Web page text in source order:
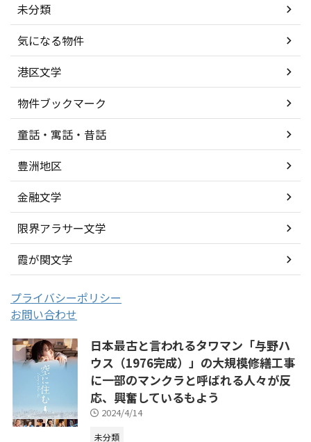
未分類
気になる物件
港区文学
物件ブックマーク
童話・寓話・昔話
豊洲地区
金融文学
限界アラサー文学
霞が関文学
プライバシーポリシー
お問い合わせ
日本最古と言われるタワマン「与野ハ
ウス（1976完成）」の大規模修繕工事
に一部のマンクラと呼ばれる人々が反
応、興奮しているもよう
2024/4/14
未分類